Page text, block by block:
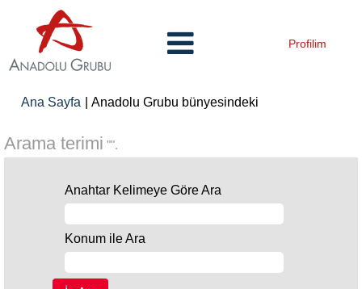
Profilim
Ana Sayfa Anadolu Grubu bünyesindeki
Arama terimi "".
Anahtar Kelimeye Göre Ara
Konum ile Ara